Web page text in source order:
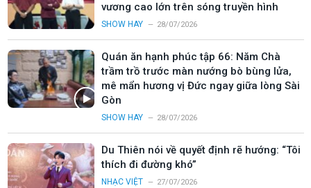
vương cao lớn trên sóng truyền hình
SHOW HAY 28/07/2026
Quán ăn hạnh phúc tập 66: Năm Chà
trầm trồ trước màn nướng bò bùng lửa,
mê mẩn hương vị Đức ngay giữa lòng Sài
Gòn
SHOW HAY 28/07/2026
Du Thiên nói về quyết định rẽ hướng: “Tôi
thích đi đường khó”
NHẠC VIỆT 27/07/2026